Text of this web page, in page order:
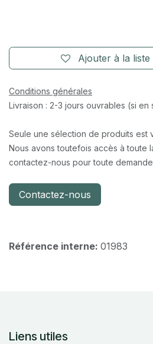
Ajouter à la liste
Conditions générales
Livraison : 2-3 jours ouvrables (si en
Seule une sélection de produits est
Nous avons toutefois accès à toute
contactez-nous pour toute
Contactez-nous
Référence interne: 01983
Liens utiles